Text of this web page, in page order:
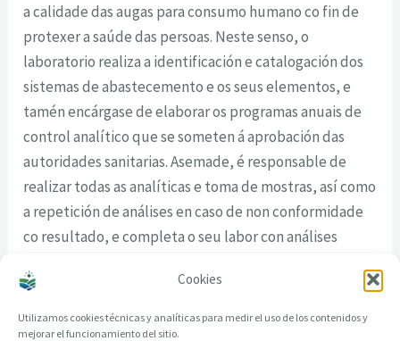
Cookies
Utilizamos cookies técnicas y analíticas para medir el uso de los contenidos y
mejorar el funcionamiento del sitio.
a calidade das augas para consumo humano co fin de
protexer a saúde das persoas. Neste senso, o
laboratorio realiza a identificación e catalogación dos
sistemas de abastecemento e os seus elementos, e
tamén encárgase de elaborar os programas anuais de
control analítico que se someten á aprobación das
autoridades sanitarias. Asemade, é responsable de
realizar todas as analíticas e toma de mostras, así como
a repetición de análises en caso de non conformidade
co resultado, e completa o seu labor con análises
o solicite algunha administración.